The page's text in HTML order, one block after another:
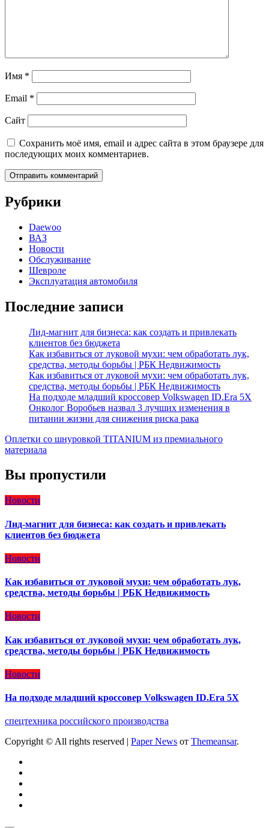
Имя *
Email *
Сайт
Сохранить моё имя, email и адрес сайта в этом браузере для
последующих моих комментариев.
Рубрики
Daewoo
ВАЗ
Новости
Обслуживание
Шевроле
Эксплуатация автомобиля
Последние записи
Лид-магнит для бизнеса: как создать и привлекать
клиентов без бюджета
Как избавиться от луковой мухи: чем обработать лук,
средства, методы борьбы | РБК Недвижимость
Как избавиться от луковой мухи: чем обработать лук,
средства, методы борьбы | РБК Недвижимость
На подходе младший кроссовер Volkswagen ID.Era 5X
Онколог Воробьев назвал 3 лучших изменения в
питании жизни для снижения риска рака
Оплетки со шнуровкой TITANIUM из премиального
материала
Вы пропустили
Новости
Лид-магнит для бизнеса: как создать и привлекать
клиентов без бюджета
Новости
Как избавиться от луковой мухи: чем обработать лук,
средства, методы борьбы | РБК Недвижимость
Новости
Как избавиться от луковой мухи: чем обработать лук,
средства, методы борьбы | РБК Недвижимость
Новости
На подходе младший кроссовер Volkswagen ID.Era 5X
спецтехника российского производства
Copyright © All rights reserved | Paper News от Themeansar.